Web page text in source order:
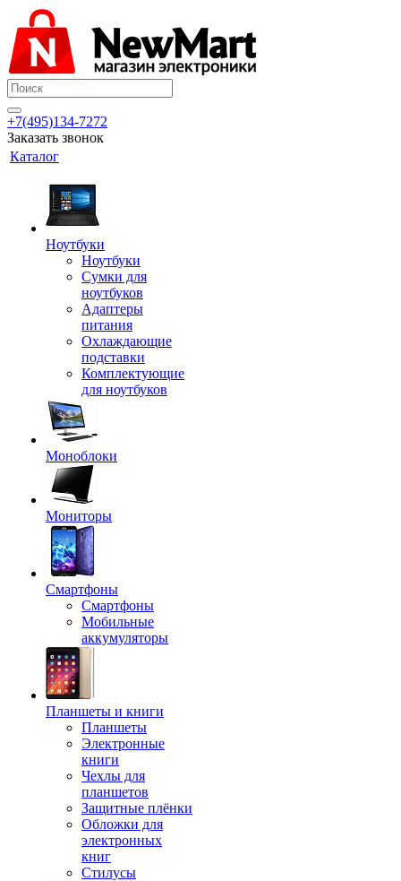
+7(495)134-7272
Заказать звонок
Каталог
Ноутбуки
Ноутбуки
Сумки для
ноутбуков
Адаптеры
питания
Охлаждающие
подставки
Комплектующие
для ноутбуков
Моноблоки
Мониторы
Смартфоны
Смартфоны
Мобильные
аккумуляторы
Планшеты и книги
Планшеты
Электронные
книги
Чехлы для
планшетов
Защитные плёнки
Обложки для
электронных
книг
Стилусы